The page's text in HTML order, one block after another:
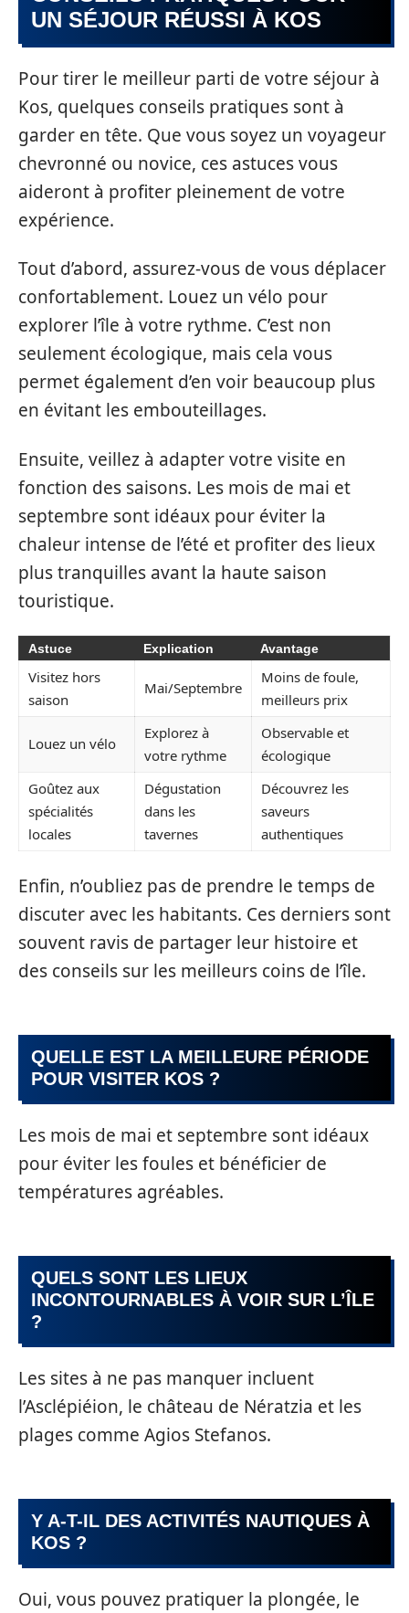
UN SÉJOUR RÉUSSI À KOS
Pour tirer le meilleur parti de votre séjour à
Kos, quelques conseils pratiques sont à
garder en tête. Que vous soyez un voyageur
chevronné ou novice, ces astuces vous
aideront à profiter pleinement de votre
expérience.
Tout d’abord, assurez-vous de vous déplacer
confortablement. Louez un vélo pour
explorer l’île à votre rythme. C’est non
seulement écologique, mais cela vous
permet également d’en voir beaucoup plus
en évitant les embouteillages.
Ensuite, veillez à adapter votre visite en
fonction des saisons. Les mois de mai et
septembre sont idéaux pour éviter la
chaleur intense de l’été et profiter des lieux
plus tranquilles avant la haute saison
touristique.
Astuce Explication Avantage
Visitez hors
saison
Mai/Septembre
Moins de foule,
meilleurs prix
Louez un vélo
Explorez à
votre rythme
Observable et
écologique
Goûtez aux
spécialités
locales
Dégustation
dans les
tavernes
Découvrez les
saveurs
authentiques
Enfin, n’oubliez pas de prendre le temps de
discuter avec les habitants. Ces derniers sont
souvent ravis de partager leur histoire et
des conseils sur les meilleurs coins de l’île.
QUELLE EST LA MEILLEURE PÉRIODE
POUR VISITER KOS ?
Les mois de mai et septembre sont idéaux
pour éviter les foules et bénéficier de
températures agréables.
QUELS SONT LES LIEUX
INCONTOURNABLES À VOIR SUR L’ÎLE
?
Les sites à ne pas manquer incluent
l’Asclépiéion, le château de Nératzia et les
plages comme Agios Stefanos.
Y A-T-IL DES ACTIVITÉS NAUTIQUES À
KOS ?
Oui, vous pouvez pratiquer la plongée, le